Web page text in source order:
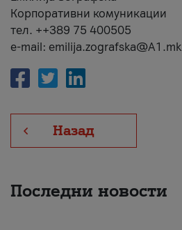
Корпоративни комуникации
тел. ++389 75 400505
e-mail: emilija.zografska@A1.mk
Назад
Последни новости